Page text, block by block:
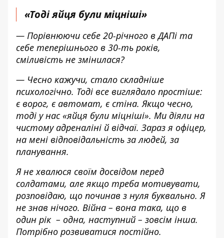
«Тоді яйця були міцніші»
— Порівнюючи себе 20-річного в ДАПі та
себе теперішнього в 30-ть років,
сміливість не змінилася?
— Чесно кажучи, стало складніше
психологічно. Тоді все виглядало простіше:
є ворог, є автомат, є стіна. Якщо чесно,
тоді у нас «яйця були міцніші». Ми діяли на
чистому адреналіні й відчаї. Зараз я офіцер,
на мені відповідальність за людей, за
планування.
Я не хвалюся своїм досвідом перед
солдатами, але якщо треба мотивувати,
розповідаю, що починав з нуля буквально. Я
не знав нічого. Війна – вона така, що в
один рік – одна, наступний – зовсім інша.
Потрібно розвиватися постійно.